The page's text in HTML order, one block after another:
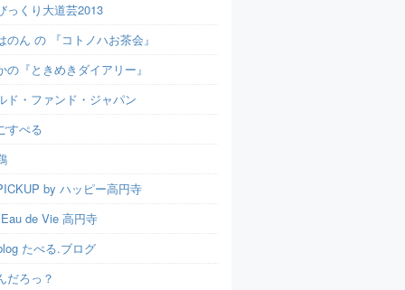
っくり大道芸2013
のん の 『コトノハお茶会』
の『ときめきダイアリー』
ド・ファンド・ジャパン
すぺる
by ハッピー高円寺
de Vie 高円寺
たべる.ブログ
だろっ？